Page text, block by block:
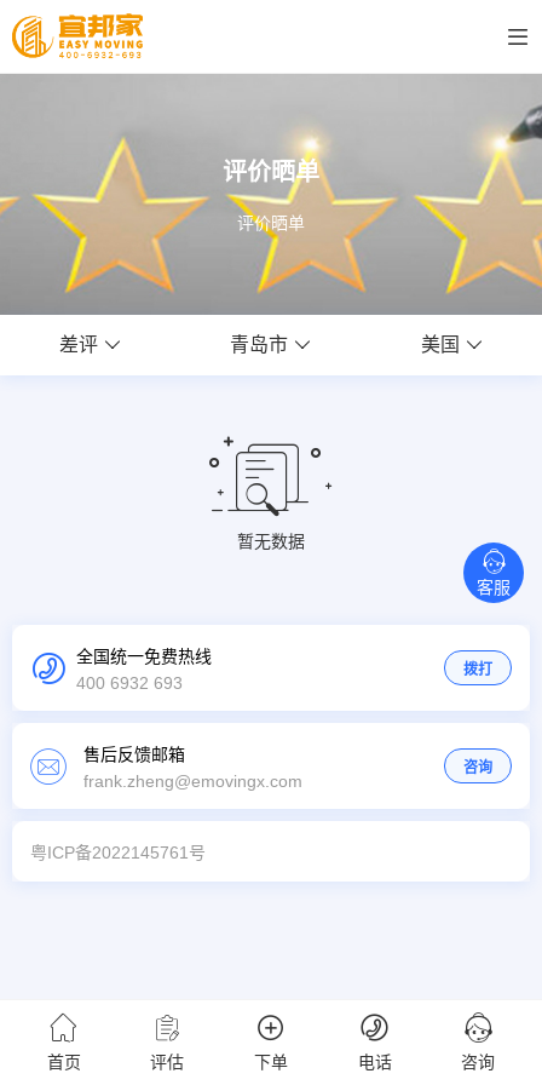
评价晒单
评价晒单
差评 青岛市 美国
暂无数据
全国统一免费热线
400 6932 693
拨打
售后反馈邮箱
frank.zheng@emovingx.com
咨询
粤ICP备2022145761号
首页 评估 下单 电话 咨询
客服